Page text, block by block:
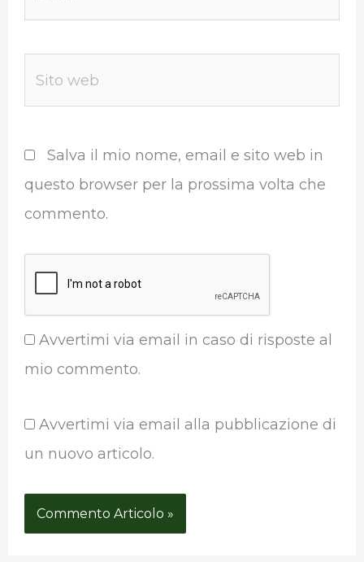
Salva il mio nome, email e sito web in
questo browser per la prossima volta che
commento.
Avvertimi via email in caso di risposte al
mio commento.
Avvertimi via email alla pubblicazione di
un nuovo articolo.